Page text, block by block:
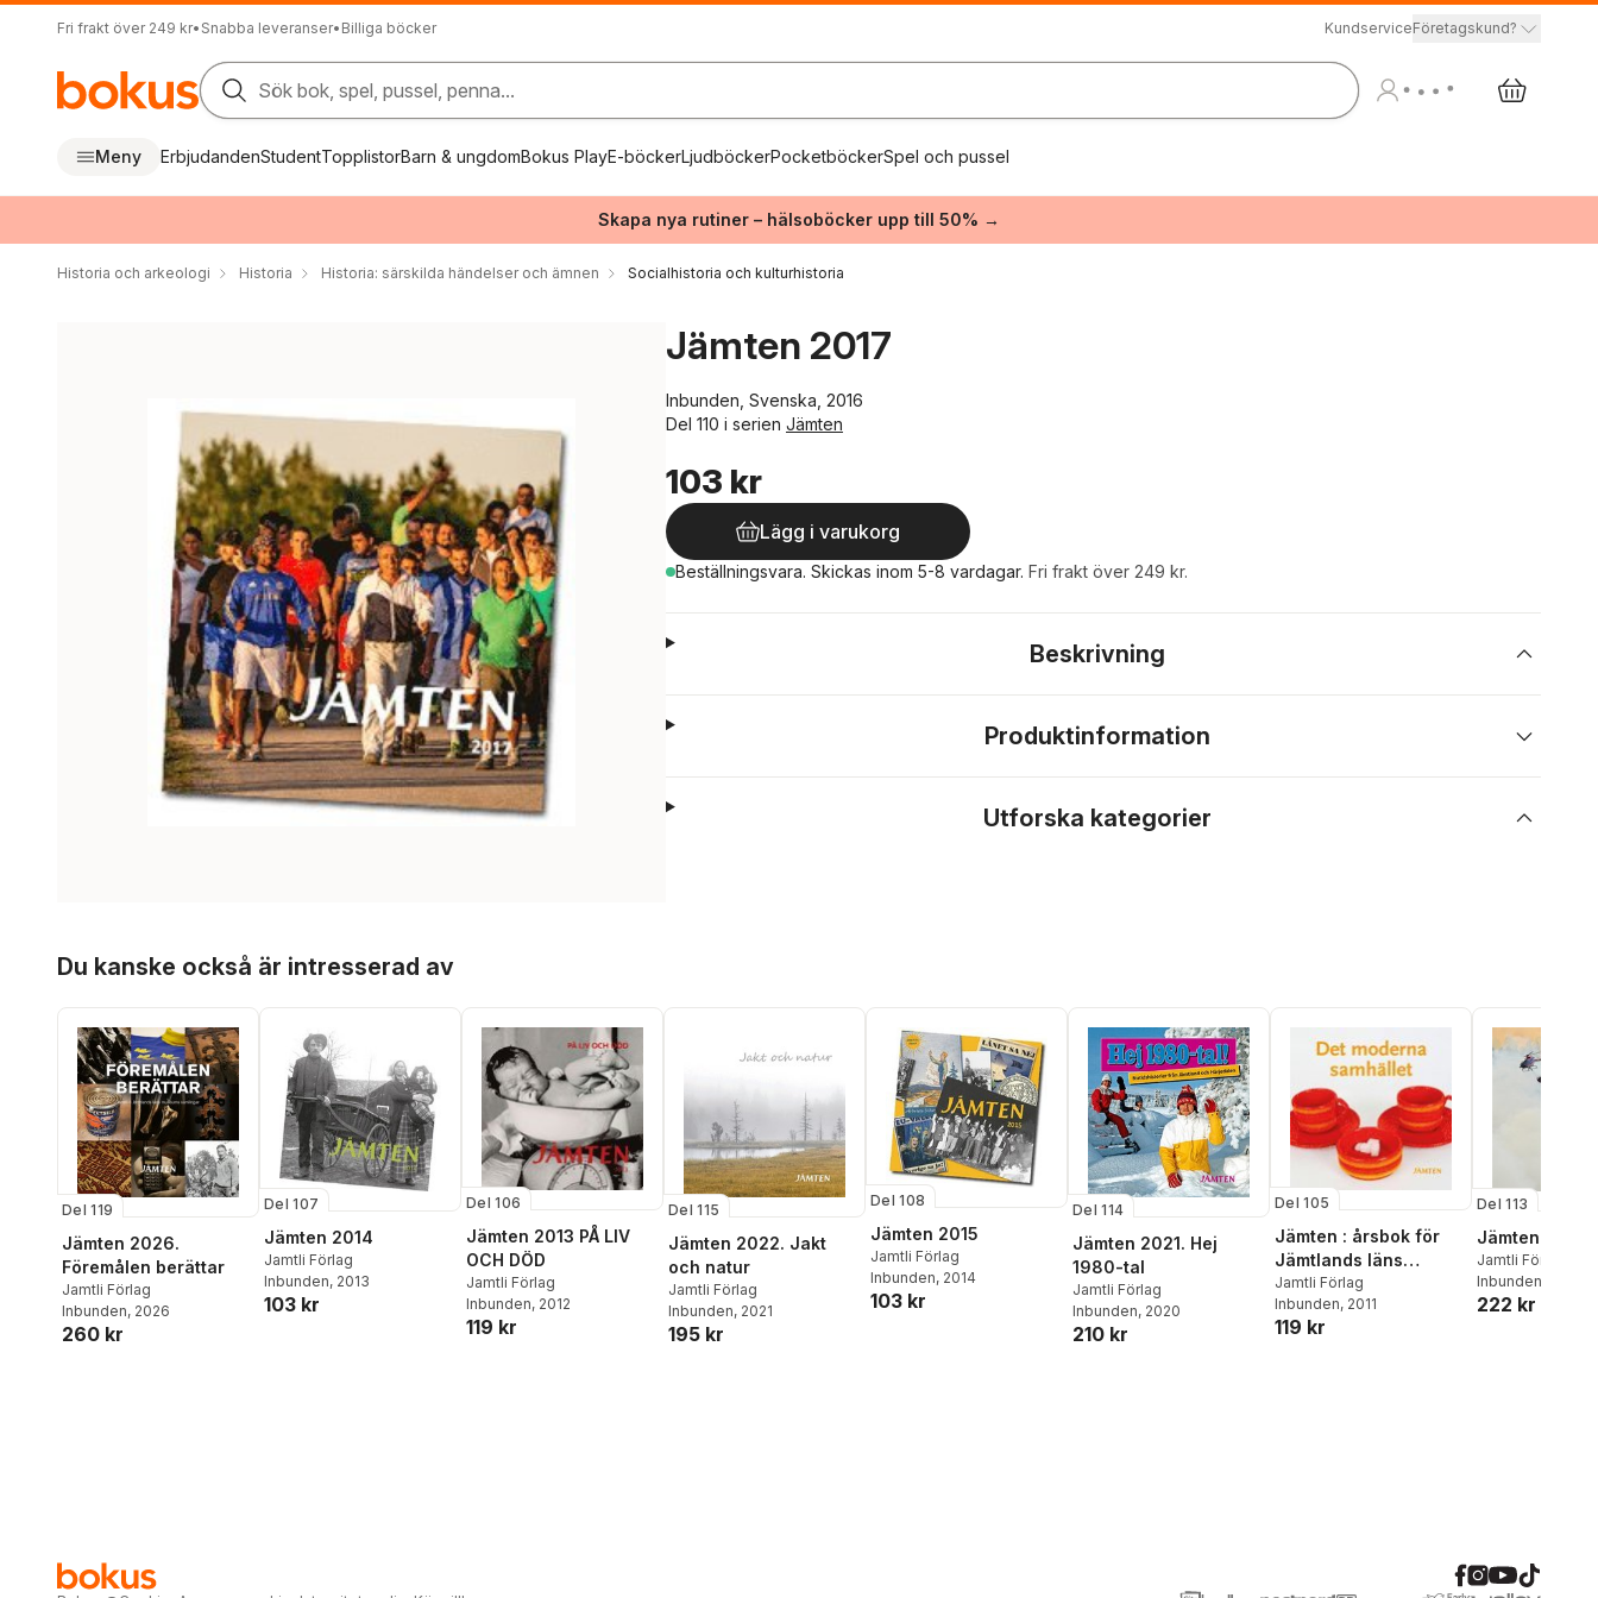
Fri frakt över 249 kr• Snabba leveranser• Billiga böcker KundserviceFöretagskund?
Sök bok, spel, pussel, penna...
Meny ErbjudandenStudentTopplistorBarn & ungdomBokus PlayE-böckerLjudböckerPocketböckerSpel och pussel
Skapa nya rutiner – hälsoböcker upp till 50% →
Historia och arkeologi Historia Historia: särskilda händelser och ämnen Socialhistoria och kulturhistoria
Jämten 2017
Inbunden, Svenska, 2016
Del 110 i serien Jämten
103 kr
Lägg i varukorg
Beställningsvara. Skickas inom 5-8 vardagar. Fri frakt över 249 kr.
Beskrivning
Produktinformation
Utforska kategorier
Du kanske också är intresserad av
Del 119
Jämten 2026.
Föremålen berättar
Jamtli Förlag
Inbunden, 2026
260 kr
Del 107
Jämten 2014
Jamtli Förlag
Inbunden, 2013
103 kr
Del 106
Jämten 2013 PÅ LIV
OCH DÖD
Jamtli Förlag
Inbunden, 2012
119 kr
Del 115
Jämten 2022. Jakt
och natur
Jamtli Förlag
Inbunden, 2021
195 kr
Del 108
Jämten 2015
Jamtli Förlag
Inbunden, 2014
103 kr
Del 114
Jämten 2021. Hej
1980-tal
Jamtli Förlag
Inbunden, 2020
210 kr
Del 105
Jämten : årsbok för
Jämtlands läns
museum, Heimbygda
och Jämtlands läns
Konstförening. 105
Jamtli Förlag
Inbunden, 2011
119 kr
Del 113
Jämten 2020
Jamtli Förlag
Inbunden
222 kr